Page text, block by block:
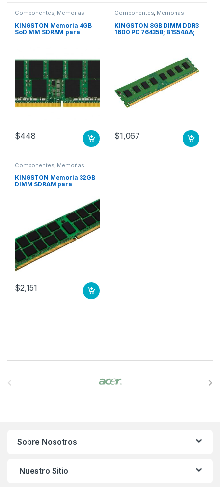
Componentes, Memorias
KINGSTON Memoria 4GB
SoDIMM SDRAM para
260 pin 2666MHZ NON ECC
$448
Componentes, Memorias
KINGSTON 8GB DIMM DDR3
1600 PC 764358; B1S54AA;
$1,067
Componentes Memorias
KINGSTON Memoria 32GB
DIMM SDRAM para
clavijas MHZ REG ECC LEN
7X77A01304 SERVE
$2,151
Sobre Nosotros
Nuestro Sitio